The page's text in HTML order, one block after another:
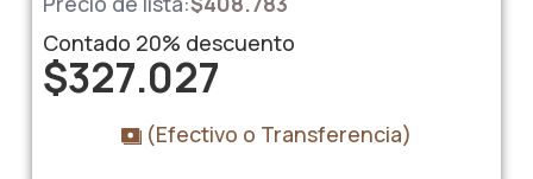
Contado 20% descuento
$327.027
(Efectivo o Transferencia)